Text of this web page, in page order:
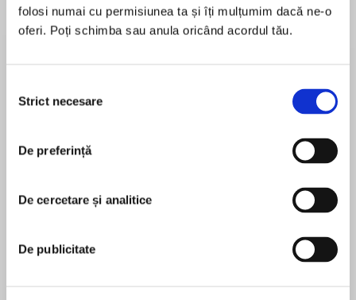
folosi numai cu permisiunea ta și îți mulțumim dacă ne-o
oferi. Poți schimba sau anula oricând acordul tău.
consimțământului
Strict necesare
De preferință
De cercetare și analitice
De publicitate
Desprecarte
Casey’s Unit is, as ever, full of troubled,
Thirteen year old Leo isn’t a bad lad – in fact,
he’s generally polite and helpful, but he’s in
absconding and unauthorised absences.
Despite letters being sent home regularly, his
mother never turns up for any appointments,
and when the school calls home she always
În acest moment nu există recenzii
Casey Watson
Casey Watson, who writes under a pseudonym, is
a specialist foster carer. She and her husband,